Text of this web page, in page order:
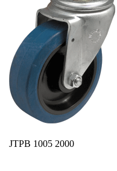
JTPB 1005 2000